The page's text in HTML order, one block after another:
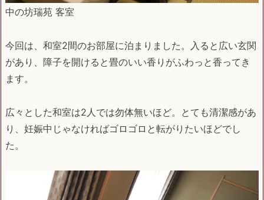
中の坊瑞苑 客室
今回は、和室2間のお部屋に泊まりました。入ると広い玄関
があり、障子を開けると畳のいい香りがふわっと香ってき
ます。
広々とした和室は2人では勿体無いほど。とても清潔感があ
り、妊娠中じゃなければゴロゴロと転がりたいほどでし
た。